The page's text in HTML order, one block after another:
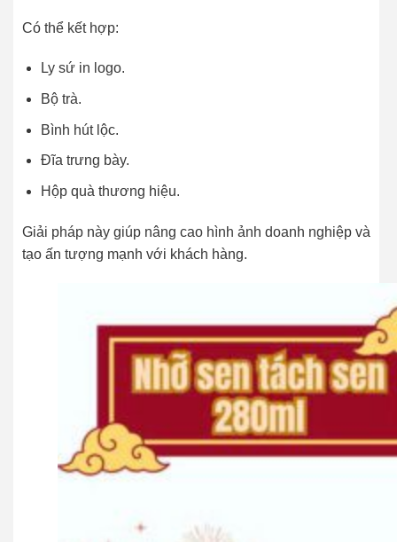
Có thể kết hợp:
Ly sứ in logo.
Bộ trà.
Bình hút lộc.
Đĩa trưng bày.
Hộp quà thương hiệu.
Giải pháp này giúp nâng cao hình ảnh doanh nghiệp và
tạo ấn tượng mạnh với khách hàng.